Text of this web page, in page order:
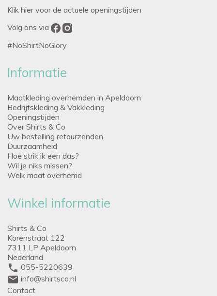
Klik hier voor de actuele openingstijden
Volg ons via
#NoShirtNoGlory
Informatie
Maatkleding overhemden in Apeldoorn
Bedrijfskleding & Vakkleding
Openingstijden
Over Shirts & Co
Uw bestelling retourzenden
Duurzaamheid
Hoe strik ik een das?
Wil je niks missen?
Welk maat overhemd
Winkel informatie
Shirts & Co
Korenstraat 122
7311 LP Apeldoorn
Nederland
phone 055-5220639
mail info@shirtsco.nl
Contact